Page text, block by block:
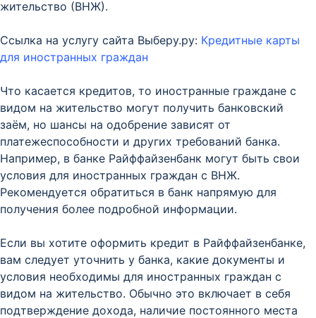
жительство (ВНЖ).
Ссылка на услугу сайта Выберу.ру: Кредитные карты
для иностранных граждан
Что касается кредитов, то иностранные граждане с
видом на жительство могут получить банковский
заём, но шансы на одобрение зависят от
платежеспособности и других требований банка.
Например, в банке Райффайзенбанк могут быть свои
условия для иностранных граждан с ВНЖ.
Рекомендуется обратиться в банк напрямую для
получения более подробной информации.
Если вы хотите оформить кредит в Райффайзенбанке,
вам следует уточнить у банка, какие документы и
условия необходимы для иностранных граждан с
видом на жительство. Обычно это включает в себя
подтверждение дохода, наличие постоянного места